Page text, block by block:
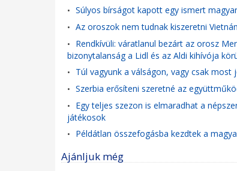
• Súlyos bírságot kapott egy ismert
• Az oroszok nem tudnak kiszeretni
• Rendkívüli: váratlanul bezárt az orosz
bizonytalanság a Lidl és az Aldi kihívója
• Túl vagyunk a válságon, vagy csak most
• Szerbia erősíteni szeretné az
• Egy teljes szezon is elmaradhat a
játékosok
• Példátlan összefogásba kezdtek a
Ajánljuk még